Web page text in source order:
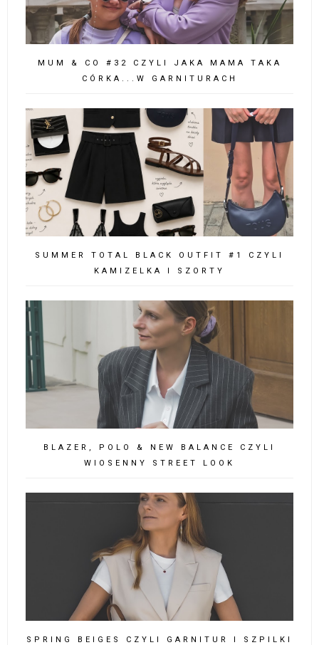
MUM & CO #32 CZYLI JAKA MAMA TAKA
CÓRKA...W GARNITURACH
SUMMER TOTAL BLACK OUTFIT #1 CZYLI
KAMIZELKA I SZORTY
BLAZER, POLO & NEW BALANCE CZYLI
WIOSENNY STREET LOOK
SPRING BEIGES CZYLI GARNITUR I SZPILKI